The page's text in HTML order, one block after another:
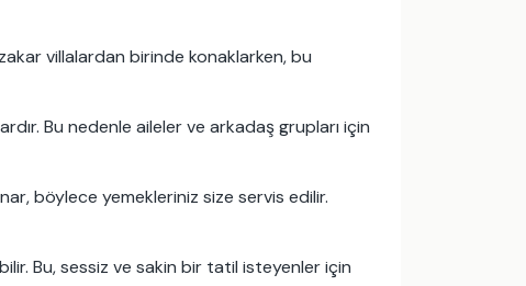
villalardan birinde konaklarken, bu
Bu nedenle aileler ve arkadaş grupları için
böylece yemekleriniz size servis edilir.
Bu, sessiz ve sakin bir tatil isteyenler için